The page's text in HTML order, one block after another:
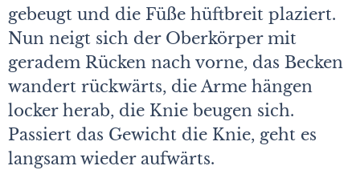
gebeugt und die Füße hüftbreit plaziert.
Nun neigt sich der Oberkörper mit
geradem Rücken nach vorne, das Becken
wandert rückwärts, die Arme hängen
locker herab, die Knie beugen sich.
Passiert das Gewicht die Knie, geht es
langsam wieder aufwärts.